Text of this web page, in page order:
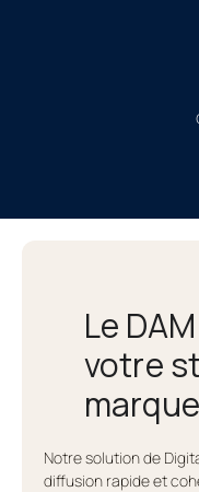
Le
votre
marque
Notre solution de
diffusion rapide et